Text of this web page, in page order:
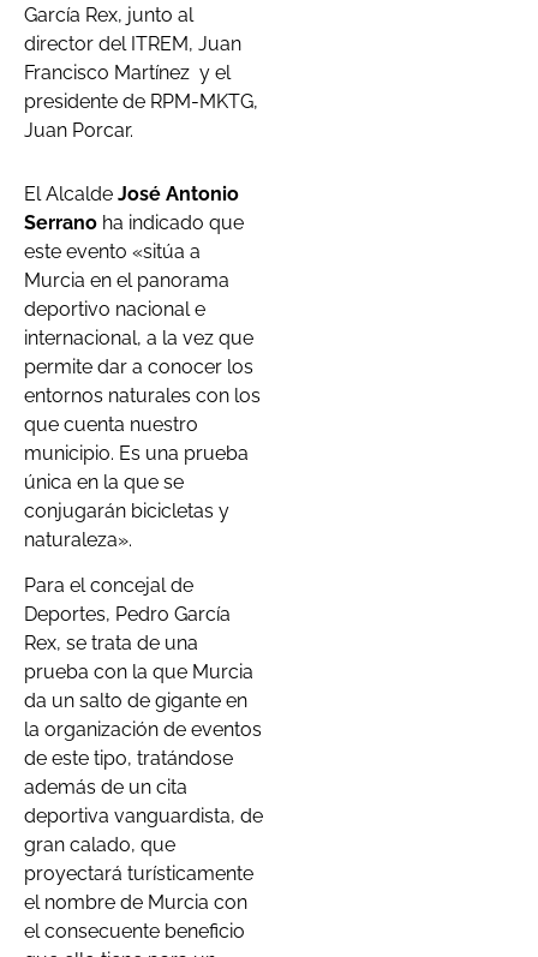
García Rex, junto al
director del ITREM, Juan
Francisco Martínez y el
presidente de RPM-MKTG,
Juan Porcar.
El Alcalde José Antonio
Serrano ha indicado que
este evento «sitúa a
Murcia en el panorama
deportivo nacional e
internacional, a la vez que
permite dar a conocer los
entornos naturales con los
que cuenta nuestro
municipio. Es una prueba
única en la que se
conjugarán bicicletas y
naturaleza».
Para el concejal de
Deportes, Pedro García
Rex, se trata de una
prueba con la que Murcia
da un salto de gigante en
la organización de eventos
de este tipo, tratándose
además de un cita
deportiva vanguardista, de
gran calado, que
proyectará turísticamente
el nombre de Murcia con
el consecuente beneficio